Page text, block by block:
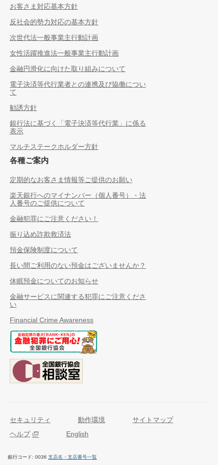
お客さま対応基本方針
反社会的勢力対応の基本方針
次世代法一般事業主行動計画
女性活躍推進法一般事業主行動計画
金融円滑化に向けた取り組みについて
電子決済等代行業者との連携及び協働につい
て
勧誘方針
銀行法に基づく「電子決済等代行業」に係る
表示
マルチステークホルダー方針
各種ご案内
定期的なお客さま情報等ご提供のお願い
楽天銀行へのマイナンバー（個人番号）・法
人番号のご提供について
金融犯罪にご注意ください！
振り込め詐欺救済法
預金保険制度について
長い間ご利用のない預金はございませんか？
休眠預金についてのお知らせ
金融サービスに関連する犯罪にご注意くださ
い
Financial Crime Awareness
セキュリティ 動作環境
サイトマップ
ヘルプ
English
銀行コード 0036 支店名・支店番号一覧